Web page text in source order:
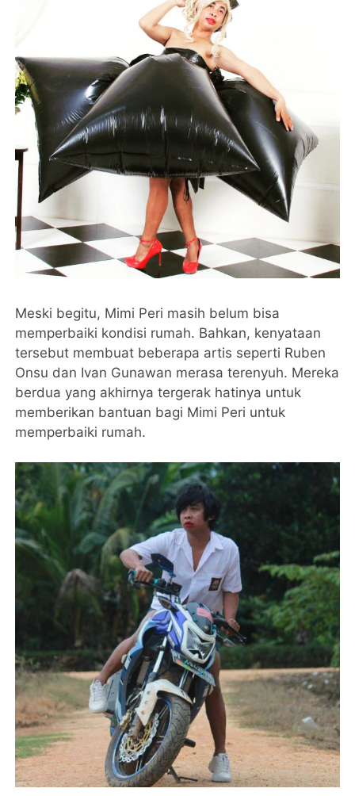
Meski begitu, Mimi Peri masih belum bisa
memperbaiki kondisi rumah. Bahkan, kenyataan
tersebut membuat beberapa artis seperti Ruben
Onsu dan Ivan Gunawan merasa terenyuh. Mereka
berdua yang akhirnya tergerak hatinya untuk
memberikan bantuan bagi Mimi Peri untuk
memperbaiki rumah.